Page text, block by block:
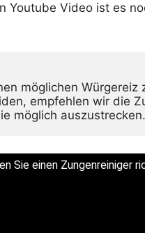
Youtube Video ist es
möglichen Würgereiz
empfehlen wir die
möglich auszustrecken.
Sie einen Zungenreiniger